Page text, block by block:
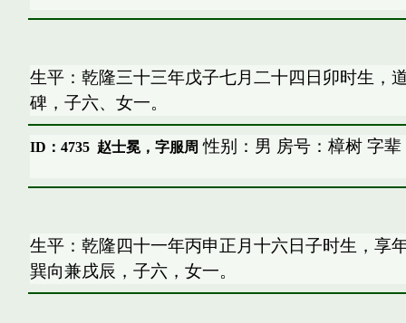
生平：乾隆三十三年戊子七月二十四日卯时生，
碑，子六、女一。
ID：4735 赵士冕，字服周 性别：男 房号：樟树 字
生平：乾隆四十一年丙申正月十六日子时生，享
巽向兼戌辰，子六，女一。